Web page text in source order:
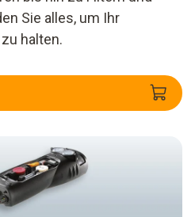
Sie alles, um Ihr
halten.